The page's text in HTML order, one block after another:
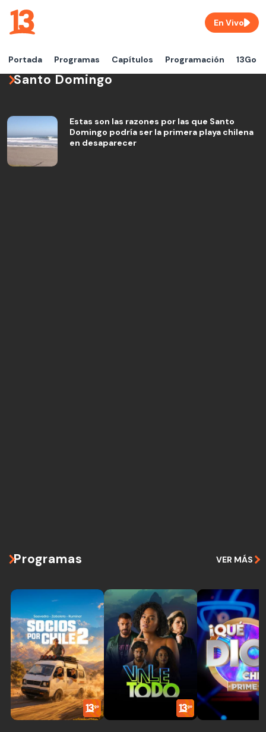
Portada Programas Capítulos Programación 13Go
En Vivo
Santo Domingo
Estas son las razones por las que Santo
Domingo podría ser la primera playa chilena
en desaparecer
Programas VER MÁS